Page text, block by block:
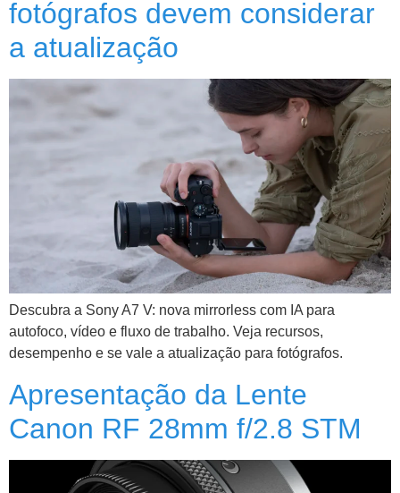
fotógrafos devem considerar
a atualização
Descubra a Sony A7 V: nova mirrorless com IA para
autofoco, vídeo e fluxo de trabalho. Veja recursos,
desempenho e se vale a atualização para fotógrafos.
Apresentação da Lente
Canon RF 28mm f/2.8 STM